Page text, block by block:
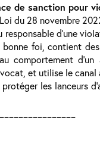
de sanction pour
du 28 novembre
d’une
foi, contient
comportement
et utilise le canal
les lanceurs